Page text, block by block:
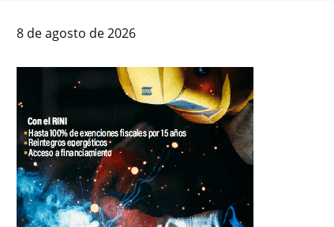
8 de agosto de 2026